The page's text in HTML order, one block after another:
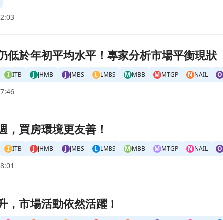
平衡現狀頁面
低於年初平均水平！專家分析市場平衡現狀
I ITB J JHMB J JMBS L LMBS MMBB MMTGP NNAIL O
，買房環境更友善！
I ITB J JHMB J JMBS L LMBS MMBB MMTGP NNAIL O
，市場活動依然活躍！